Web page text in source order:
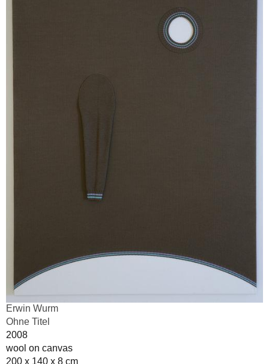
Erwin Wurm
Ohne Titel
2008
wool on canvas
200 x 140 x 8 cm